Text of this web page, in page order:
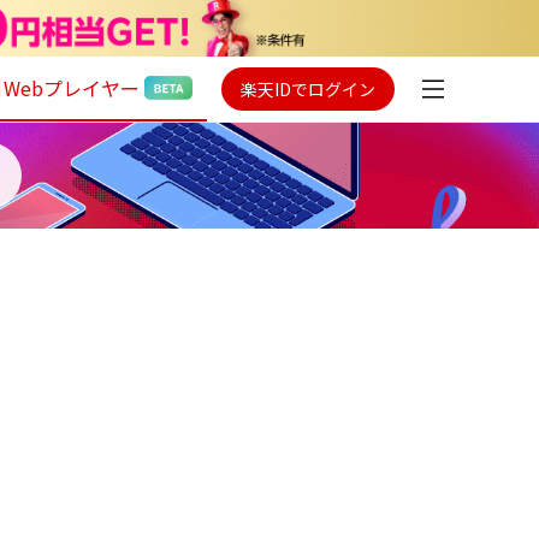
Webプレイヤー 楽天IDでログイン